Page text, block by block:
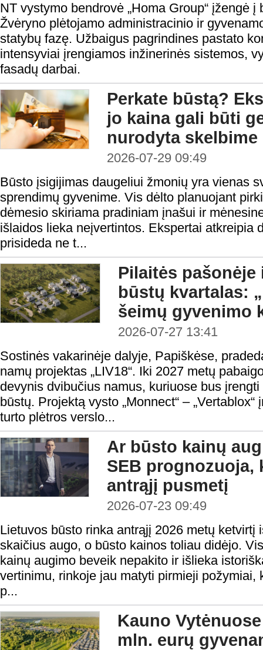
NT vystymo bendrovė „Homa Group“ įžengė
Žvėryno plėtojamo administracinio ir
statybų fazę. Užbaigus pagrindines pastato
intensyviai įrengiamos inžinerinės sistemos,
fasadų darbai.
Perkate būstą?
jo kaina gali būti
nurodyta skelbime
2026-07-29 09:49
Būsto įsigijimas daugeliui žmonių yra vienas
sprendimų gyvenime. Vis dėlto planuojant
dėmesio skiriama pradiniam įnašui ir
išlaidos lieka neįvertintos. Ekspertai atkreipia
prisideda ne t...
Pilaitės
būstų kvartalas:
šeimų gyvenimo
2026-07-27 13:41
Sostinės vakarinėje dalyje, Papiškėse,
namų projektas „LIV18“. Iki 2027 metų
devynis dvibučius namus, kuriuose bus
būstų. Projektą vysto „Monnect“ –
turto plėtros verslo...
Ar būsto kainų
SEB prognozuoja,
antrąjį pusmetį
2026-07-23 09:49
Lietuvos būsto rinka antrąjį 2026 metų ketvirtį
skaičius augo, o būsto kainos toliau didėjo.
kainų augimo beveik nepakito ir išlieka
vertinimu, rinkoje jau matyti pirmieji požymiai,
p...
Kauno
mln. eurų